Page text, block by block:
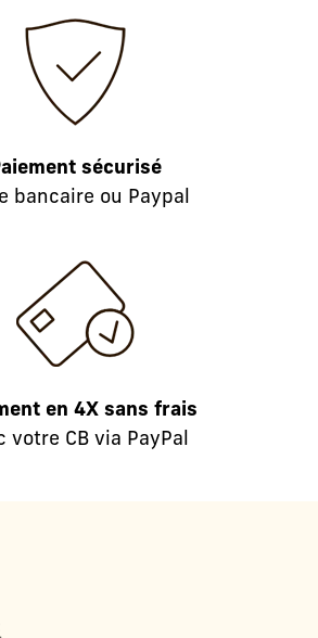
sécurisé
bancaire ou Paypal
en 4X sans frais
votre CB via PayPal